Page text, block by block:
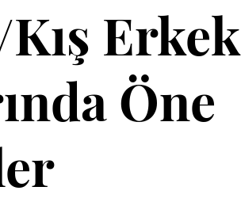
Erkek
Öne